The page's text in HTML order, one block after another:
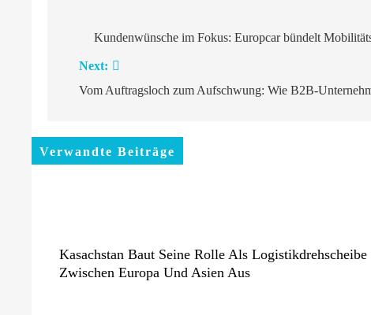
Kundenwünsche im Fokus: Europcar bündelt
Next:
Vom Auftragsloch zum Aufschwung: Wie B2B-
Verwandte Beiträge
Kasachstan Baut Seine Rolle Als Logistikdrehscheibe
Zwischen Europa Und Asien Aus